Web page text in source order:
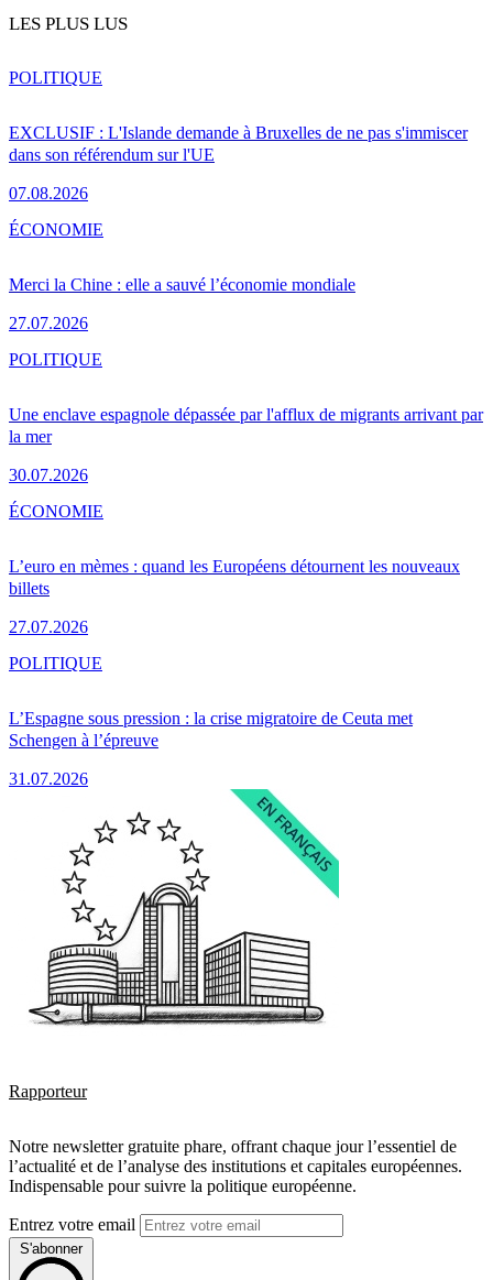
LES PLUS LUS
EXCLUSIF : L'Islande demande à Bruxelles de ne pas s'immiscer
dans son référendum sur l'UE
07.08.2026
POLITIQUE
Merci la Chine : elle a sauvé l’économie mondiale
27.07.2026
ÉCONOMIE
Une enclave espagnole dépassée par l'afflux de migrants arrivant par
la mer
30.07.2026
POLITIQUE
L’euro en mèmes : quand les Européens détournent les nouveaux
billets
27.07.2026
ÉCONOMIE
L’Espagne sous pression : la crise migratoire de Ceuta met
Schengen à l’épreuve
31.07.2026
POLITIQUE
Rapporteur
Notre newsletter gratuite phare, offrant chaque jour l’essentiel de
l’actualité et de l’analyse des institutions et capitales européennes.
Indispensable pour suivre la politique européenne.
Entrez votre email
S'abonner